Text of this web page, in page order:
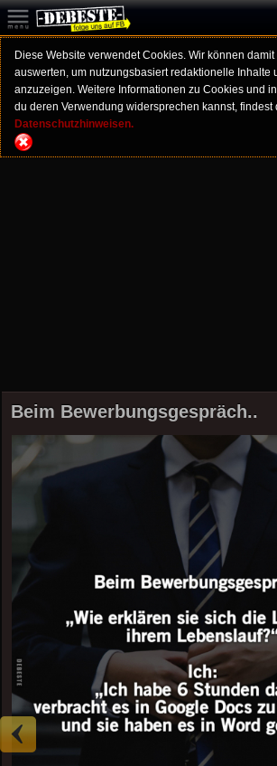
Diese Website verwendet Cookies. Wir können
auswerten, um nutzungsbasiert redaktionelle Inhalte
anzuzeigen. Weitere Informationen zu Cookies und
du deren Verwendung widersprechen kannst, findest
Datenschutzhinweisen.
Beim Bewerbungsgespräch..